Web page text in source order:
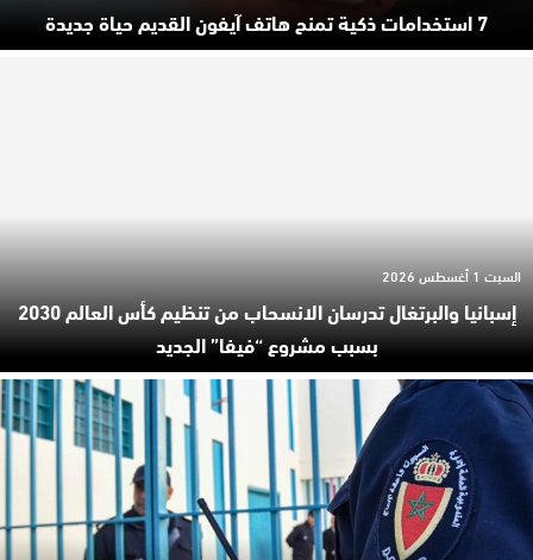
7 استخدامات ذكية تمنح هاتف آيفون القديم حياة جديدة
إسبانيا والبرتغال تدرسان الانسحاب من تنظيم كأس العالم 2030
بسبب مشروع “فيفا” الجديد
السبت 1 أغسطس 2026